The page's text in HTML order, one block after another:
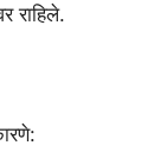
राहिले.